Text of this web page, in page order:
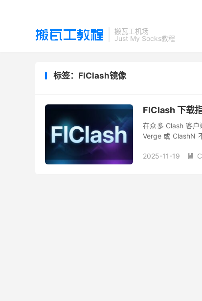
搬瓦工机场
Just My Socks教程
标签：FlClash镜像
FlClash 下载
在众多 Clash 客
Verge 或 ClashN
2025-11-19
